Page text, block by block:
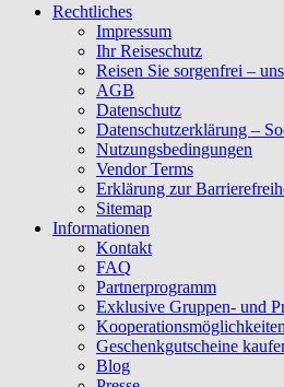
Rechtliches
Impressum
Ihr Reiseschutz
Reisen Sie sorgenfrei –
AGB
Datenschutz
Datenschutzerklärung –
Nutzungsbedingungen
Vendor Terms
Erklärung zur
Sitemap
Informationen
Kontakt
FAQ
Partnerprogramm
Exklusive Gruppen- und
Geschenkgutscheine
Blog